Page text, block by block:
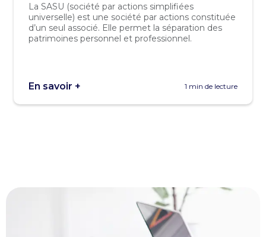
La SASU (société par actions simplifiées
universelle) est une société par actions constituée
d’un seul associé. Elle permet la séparation des
patrimoines personnel et professionnel.
En savoir + 1 min de lecture